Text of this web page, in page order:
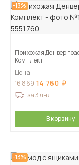
-13%
Прихожая Денвер
Комплект
Цена
16 869 14 760
за 3 дня
В корзину
-13%